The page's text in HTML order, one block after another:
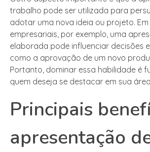
trabalho pode ser utilizada para
adotar uma nova ideia ou projeto.
empresariais, por exemplo, uma
elaborada pode influenciar decisões
como a aprovação de um novo
Portanto, dominar essa habilidade é
quem deseja se destacar em sua
Principais
apresentação